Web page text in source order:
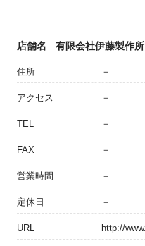
店舗名 有限会社伊藤製作所
住所 －
アクセス －
TEL －
FAX －
営業時間 －
定休日 －
URL http://